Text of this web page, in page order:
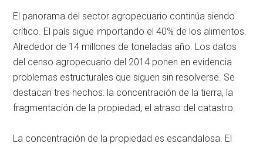
El panorama del sector agropecuario continúa siendo
crítico. El país sigue importando el 40% de los alimentos.
Alrededor de 14 millones de toneladas año. Los datos
del censo agropecuario del 2014 ponen en evidencia
problemas estructurales que siguen sin resolverse. Se
destacan tres hechos: la concentración de la tierra, la
fragmentación de la propiedad, el atraso del catastro.
La concentración de la propiedad es escandalosa. El